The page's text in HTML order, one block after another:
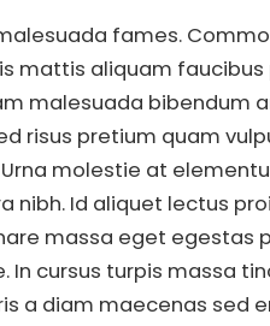
fames.
mattis aliquam faucibus
malesuada bibendum
risus pretium quam
molestie at
nibh. Id aliquet lectus
massa eget egestas
cursus turpis massa
a diam maecenas sed